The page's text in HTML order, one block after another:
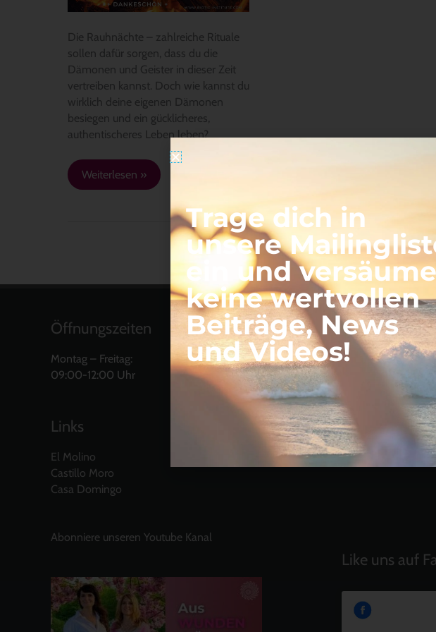
Die Rauhnächte – zahlreiche Rituale
sollen dafür sorgen, dass du die
Dämonen und Geister in dieser Zeit
vertreiben kannst. Doch wie kannst du
wirklich deine eigenen Dämonen
besiegen und ein gücklicheres,
authentischeres Leben leben?
Weiterlesen »
Öffnungszeiten
Montag – Freitag:
09:00-12:00 Uhr
Links
El Molino
Castillo Moro
Casa Domingo
Abonniere unseren Youtube Kanal
Neueste
Ein Geschenk für
Der Teil von dir,
Vielleicht geht es
verstehen
Manchmal braucht
Like uns auf
Trage dich in
unsere
ein und versäume
keine wertvollen
Beiträge, News
und Videos!